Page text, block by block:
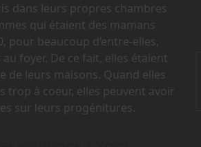
dans leurs propres chambres
qui étaient des mamans
pour beaucoup d’entre-elles,
foyer. De ce fait, elles étaient
de leurs maisons. Quand elles
trop à coeur, elles peuvent avoir
sur leurs progénitures.